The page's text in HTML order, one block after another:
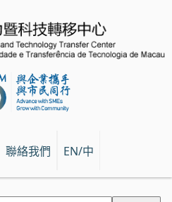
聯絡我們 EN/中